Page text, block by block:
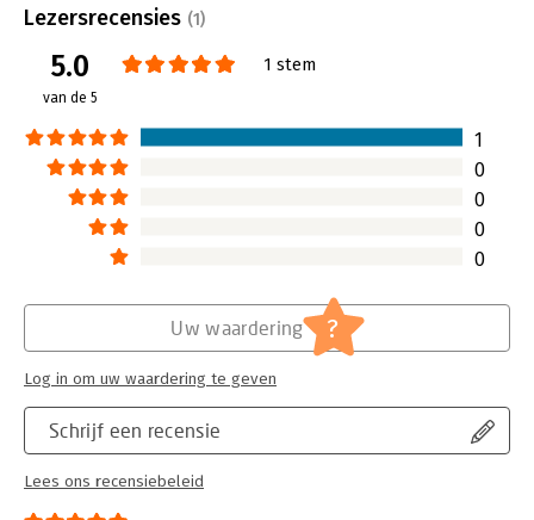
altijd meer. Vol met goede zin dook
Broere.
Lezersrecensies (1)
5.0
van de 5
1 stem
1
0
0
0
0
Schrijf een recensie
Lees ons recensiebeleid
Uw waardering ?
Log in om uw waardering te geven